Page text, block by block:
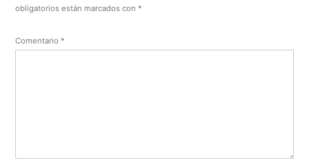
obligatorios están marcados con *
Comentario *